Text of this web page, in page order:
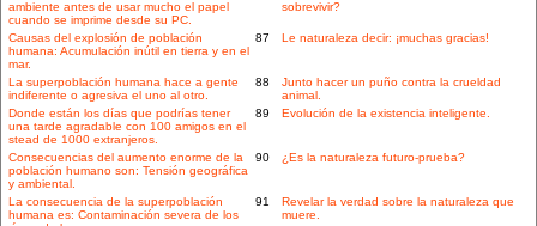
ambiente antes de usar mucho el papel
cuando se imprime desde su PC.
sobrevivir?
Causas del explosión de población
humana: Acumulación inútil en tierra y en el
mar.
87 Le naturaleza decir: ¡muchas gracias!
La superpoblación humana hace a gente
indiferente o agresiva el uno al otro.
88
Junto hacer un puño contra la crueldad
animal.
Donde están los días que podrías tener
una tarde agradable con 100 amigos en el
stead de 1000 extranjeros.
89 Evolución de la existencia inteligente.
Consecuencias del aumento enorme de la
población humano son: Tensión geográfica
y ambiental.
90 ¿Es la naturaleza futuro-prueba?
La consecuencia de la superpoblación
humana es: Contaminación severa de los
91
Revelar la verdad sobre la naturaleza que
muere.